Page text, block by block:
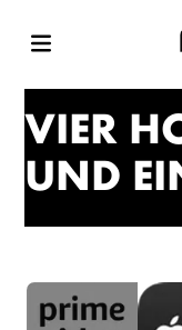
VIER
UND